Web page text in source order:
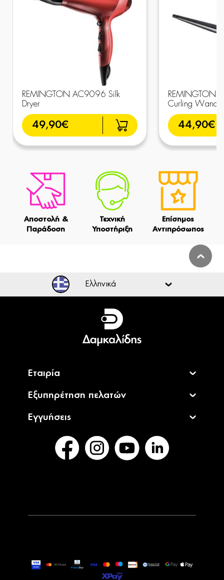
REMINGTON AC9096 Silk
Dryer
49,90€
REMINGTON
Curling Wand
44,90€
Αποστολή &
Παράδοση
Τεχνική
Υποστήριξη
Επίσημος
Αντιπρόσωπος
Ελληνικά
Ελληνικά
English
Εταιρία
Εξυπηρέτηση πελατών
Εγγυήσεις